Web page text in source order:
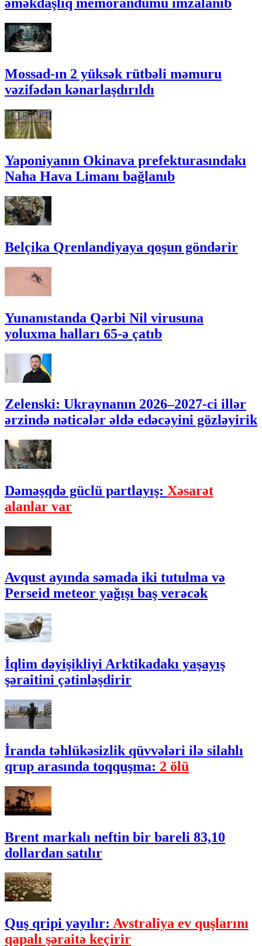
əməkdaşlıq memorandumu imzalanıb
Mossad-ın 2 yüksək rütbəli məmuru
vəzifədən kənarlaşdırıldı
Yaponiyanın Okinava prefekturasındakı
Naha Hava Limanı bağlanıb
Belçika Qrenlandiyaya qoşun göndərir
Yunanıstanda Qərbi Nil virusuna
yoluxma halları 65-ə çatıb
Zelenski: Ukraynanın 2026–2027-ci illər
ərzində nəticələr əldə edəcəyini gözləyirik
Dəməşqdə güclü partlayış: Xəsarət
alanlar var
Avqust ayında səmada iki tutulma və
Perseid meteor yağışı baş verəcək
İqlim dəyişikliyi Arktikadakı yaşayış
şəraitini çətinləşdirir
İranda təhlükəsizlik qüvvələri ilə silahlı
qrup arasında toqquşma: 2 ölü
Brent markalı neftin bir bareli 83,10
dollardan satılır
Quş qripi yayılır: Avstraliya ev quşlarını
qapalı şəraitə keçirir